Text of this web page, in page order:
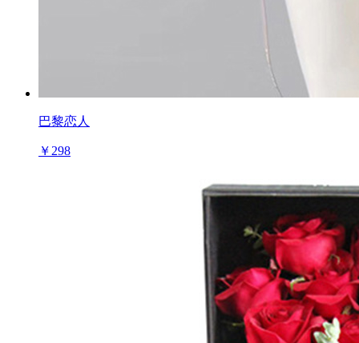
巴黎恋人
￥298